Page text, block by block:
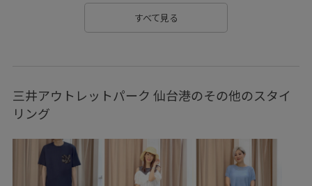
すべて見る
三井アウトレットパーク 仙台港のその他のスタイ
リング